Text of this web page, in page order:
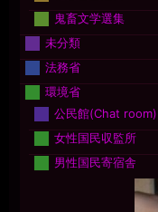
鬼畜文学選集
未分類
法務省
環境省
公民館(Chat room)
女性国民収監所
男性国民寄宿舎